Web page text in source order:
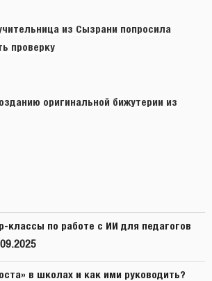
из Сызрани попросила
проверку
оригинальной бижутерии из
классы по работе с ИИ для педагогов
в школах и как ими руководить?